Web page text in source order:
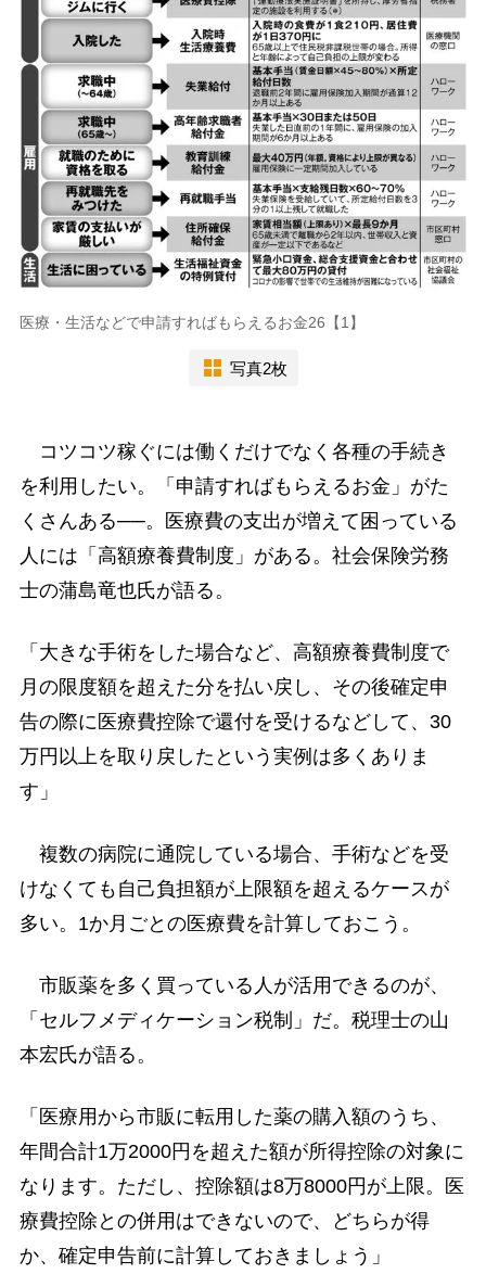
医療・生活などで申請すればもらえるお金26【1】
写真2枚
コツコツ稼ぐには働くだけでなく各種の手続き
を利用したい。「申請すればもらえるお金」がた
くさんある──。医療費の支出が増えて困っている
人には「高額療養費制度」がある。社会保険労務
士の蒲島竜也氏が語る。
「大きな手術をした場合など、高額療養費制度で
月の限度額を超えた分を払い戻し、その後確定申
告の際に医療費控除で還付を受けるなどして、30
万円以上を取り戻したという実例は多くありま
す」
複数の病院に通院している場合、手術などを受
けなくても自己負担額が上限額を超えるケースが
多い。1か月ごとの医療費を計算しておこう。
市販薬を多く買っている人が活用できるのが、
「セルフメディケーション税制」だ。税理士の山
本宏氏が語る。
「医療用から市販に転用した薬の購入額のうち、
年間合計1万2000円を超えた額が所得控除の対象に
なります。ただし、控除額は8万8000円が上限。医
療費控除との併用はできないので、どちらが得
か、確定申告前に計算しておきましょう」